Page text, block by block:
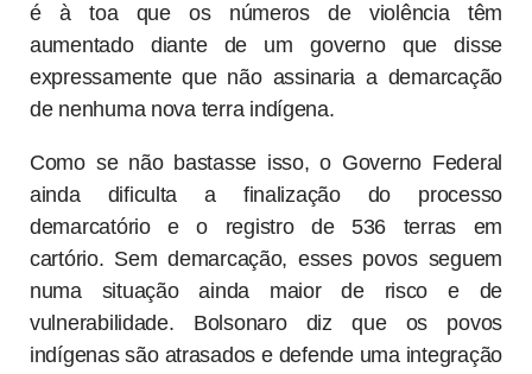
é à toa que os números de violência têm
aumentado diante de um governo que disse
expressamente que não assinaria a demarcação
de nenhuma nova terra indígena.
Como se não bastasse isso, o Governo Federal
ainda dificulta a finalização do processo
demarcatório e o registro de 536 terras em
cartório. Sem demarcação, esses povos seguem
numa situação ainda maior de risco e de
vulnerabilidade. Bolsonaro diz que os povos
indígenas são atrasados e defende uma integração